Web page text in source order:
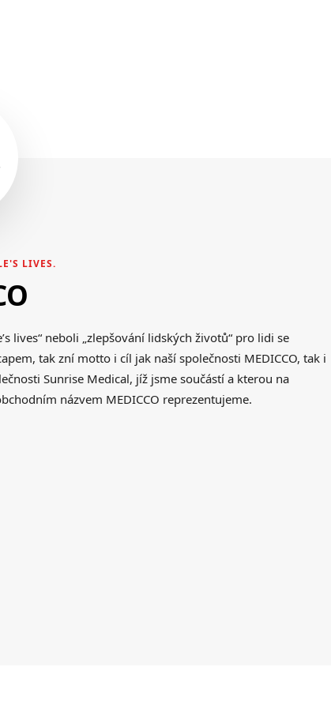
LIVES.
lives“ neboli „zlepšování lidských životů“ pro lidi se
tak zní motto i cíl jak naší společnosti MEDICCO, tak i
Sunrise Medical, jíž jsme součástí a kterou na
názvem MEDICCO reprezentujeme.